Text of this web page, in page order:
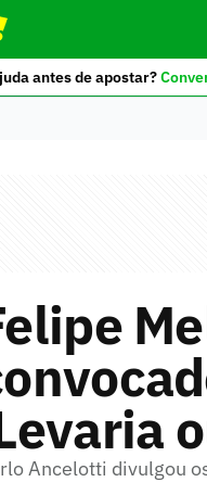
antes de apostar?
Ancelotti divulgou